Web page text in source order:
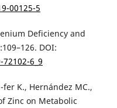
00125-5
Deficiency and
DOI:
6_9
fer K., Hernández MC.,
Zinc on Metabolic